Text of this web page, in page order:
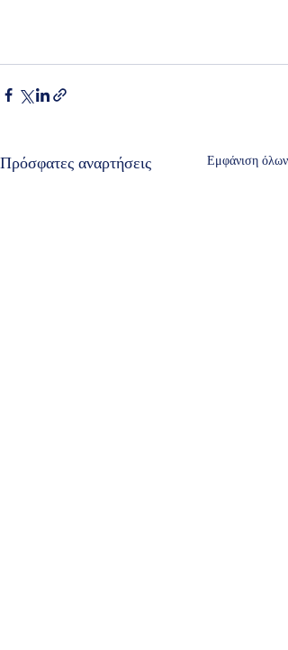
Πρόσφατες αναρτήσεις Εμφάνιση όλων